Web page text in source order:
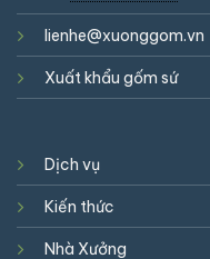
lienhe@xuonggom.vn
Xuất khẩu gốm sứ
Dịch vụ
Kiến thức
Nhà Xưởng